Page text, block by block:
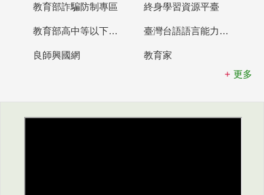
教育部詐騙防制專區 終身學習資源平臺
教育部高中等以下學校及幼兒園教師資格檢定考試 臺灣台語語言能力認證網站
良師興國網
教育家
更多